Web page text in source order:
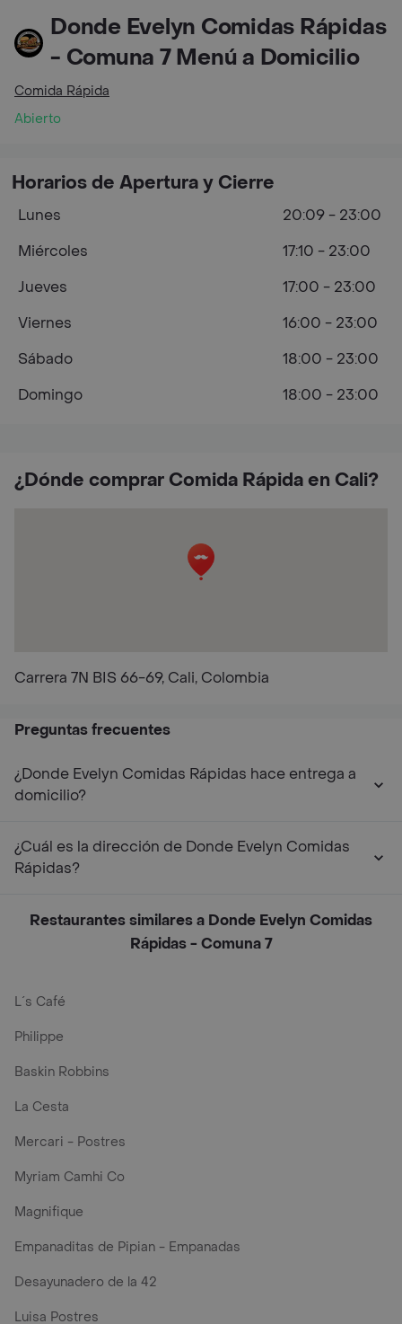
Donde Evelyn Comidas Rápidas
- Comuna 7 Menú a Domicilio
Comida Rápida
Abierto
¿Dónde comprar Comida Rápida en Cali?
Carrera 7N BIS 66-69, Cali, Colombia
Horarios de Apertura y Cierre
Lunes
20:09 - 23:00
Miércoles
17:10 - 23:00
Jueves
17:00 - 23:00
Viernes
16:00 - 23:00
Sábado
18:00 - 23:00
Domingo
18:00 - 23:00
Preguntas frecuentes
¿Donde Evelyn Comidas Rápidas hace entrega a
domicilio?
¿Cuál es la dirección de Donde Evelyn Comidas
Rápidas?
Restaurantes similares a Donde Evelyn Comidas
Rápidas - Comuna 7
L´s Café
Philippe
Baskin Robbins
La Cesta
Mercari - Postres
Myriam Camhi Co
Magnifique
Empanaditas de Pipian - Empanadas
Desayunadero de la 42
Luisa Postres